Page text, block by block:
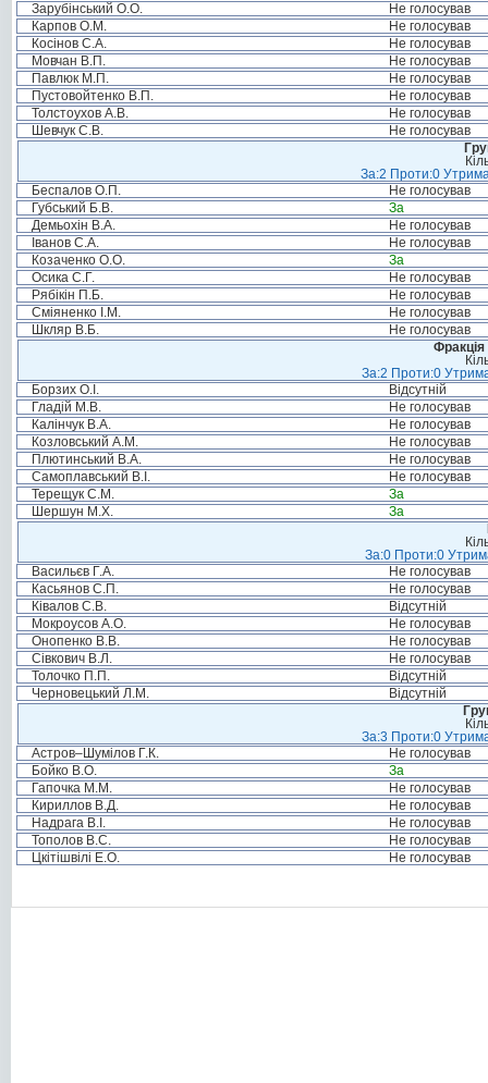
Зарубінський О.О.
Не голосував
Карпов О.М.
Не голосував
Косінов С.А.
Не голосував
Мовчан В.П.
Не голосував
Павлюк М.П.
Не голосував
Пустовойтенко В.П.
Не голосував
Толстоухов А.В.
Не голосував
Шевчук С.В.
Не голосував
За:2 Проти:0
Беспалов О.П.
Не голосував
Губський Б.В.
За
Демьохін В.А.
Не голосував
Іванов С.А.
Не голосував
Козаченко О.О.
За
Осика С.Г.
Не голосував
Рябікін П.Б.
Не голосував
Сміяненко І.М.
Не голосував
Шкляр В.Б.
Не голосував
Фракція
За:2 Проти:0
Борзих О.І.
Відсутній
Гладій М.В.
Не голосував
Калінчук В.А.
Не голосував
Козловський А.М.
Не голосував
Плютинський В.А.
Не голосував
Самоплавський В.І.
Не голосував
Терещук С.М.
За
Шершун М.Х.
За
За:0 Проти:0
Васильєв Г.А.
Не голосував
Касьянов С.П.
Не голосував
Ківалов С.В.
Відсутній
Мокроусов А.О.
Не голосував
Онопенко В.В.
Не голосував
Сівкович В.Л.
Не голосував
Толочко П.П.
Відсутній
Черновецький Л.М.
Відсутній
За:3 Проти:0
Астров–Шумілов Г.К.
Не голосував
Бойко В.О.
За
Гапочка М.М.
Не голосував
Кириллов В.Д.
Не голосував
Надрага В.І.
Не голосував
Тополов В.С.
Не голосував
Цкітішвілі Е.О.
Не голосував